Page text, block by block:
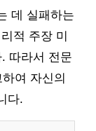
데 실패하는
적 주장 미
따라서 전문
여 자신의
다.